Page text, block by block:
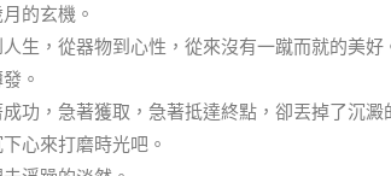
的玄機。
生，從器物到心性，從來沒有一蹴而就的美好
。
功，急著獲取，急著抵達終點，卻丟掉了沉
心來打磨時光吧。